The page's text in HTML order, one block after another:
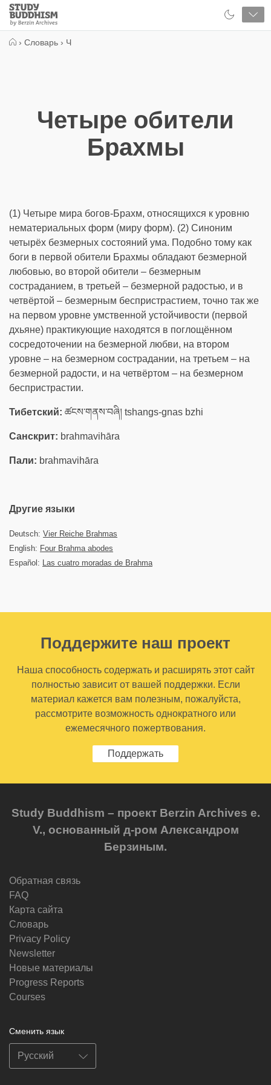
Close
Study
Buddhism
› Словарь › Ч
Четыре обители
Брахмы
(1) Четыре мира богов-Брахм, относящихся к уровню
нематериальных форм (миру форм). (2) Синоним
четырёх безмерных состояний ума. Подобно тому как
боги в первой обители Брахмы обладают безмерной
любовью, во второй обители – безмерным
состраданием, в третьей – безмерной радостью, и в
четвёртой – безмерным беспристрастием, точно так же
на первом уровне умственной устойчивости (первой
дхьяне) практикующие находятся в поглощённом
сосредоточении на безмерной любви, на втором
уровне – на безмерном сострадании, на третьем – на
безмерной радости, и на четвёртом – на безмерном
беспристрастии.
Тибетский: ཚངས་གནས་བཞི། tshangs-gnas bzhi
Санскрит: brahmavihāra
Пали: brahmavihāra
Другие языки
Deutsch: Vier Reiche Brahmas
English: Four Brahma abodes
Español: Las cuatro moradas de Brahma
Поддержите наш проект
Наша способность содержать и расширять этот сайт
полностью зависит от вашей поддержки. Если
материал кажется вам полезным, пожалуйста,
рассмотрите возможность однократного или
ежемесячного пожертвования.
Поддержать
Study Buddhism – проект Berzin Archives e.
V., основанный д-ром Александром
Берзиным.
Обратная связь
FAQ
Карта сайта
Словарь
Privacy Policy
Newsletter
Новые материалы
Progress Reports
Courses
Сменить язык